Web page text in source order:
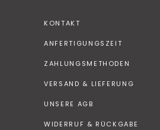
KONTAKT
ANFERTIGUNGSZEIT
ZAHLUNGSMETHODEN
VERSAND & LIEFERUNG
UNSERE AGB
WIDERRUF & RÜCKGABE